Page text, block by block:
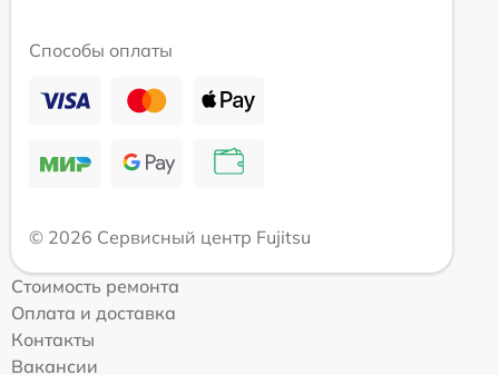
Способы оплаты
© 2026 Сервисный центр Fujitsu
Стоимость ремонта
Оплата и доставка
Контакты
Вакансии